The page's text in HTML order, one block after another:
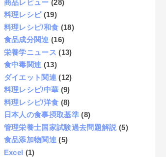
商品レビュー (28)
料理レシピ (19)
料理レシピ/和食 (18)
食品成分関連 (16)
栄養学ニュース (13)
食中毒関連 (13)
ダイエット関連 (12)
料理レシピ/中華 (9)
料理レシピ/洋食 (8)
日本人の食事摂取基準 (8)
管理栄養士国家試験過去問題解説 (5)
食品添加物関連 (5)
Excel (1)